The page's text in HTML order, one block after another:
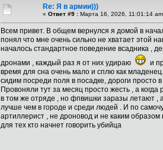
Re: Я в армии)))
« Ответ #9 : Марта 16, 2026, 11:01:14
Всем привет. В общем вернулся я домой в
понял что мне очень сильно не хватает этой
началось стандартное поведение всадника ,
дронами , каждый раз я от них удираю
и
время для сна очень мало и сплю как
сидим посреди поля в посадке, дороги просто
Провоняли тут за месяц просто жесть , а
в том же отряде , но фпвишки заразы летают ,
лучше чем в городе и среди людей . И по
артиллерист , не дроновод и не каким
для тех кто начнет говорить убийца